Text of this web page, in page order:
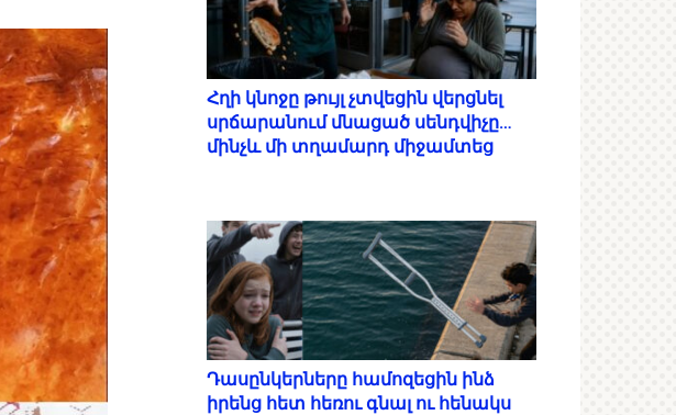
Հղի կնոջը թույլ չտվեցին վերցնել
սրճարանում մնացած սենդվիչը…
մինչև մի տղամարդ միջամտեց
Դասընկերները համոզեցին ինձ
իրենց հետ հեռու գնալ ու հենակս